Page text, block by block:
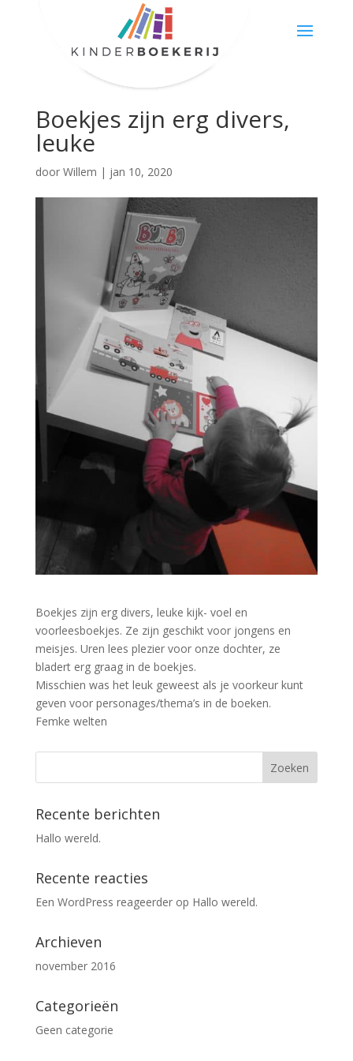
Boekjes zijn erg divers,
leuke
door Willem | jan 10, 2020
Boekjes zijn erg divers, leuke kijk- voel en
voorleesboekjes. Ze zijn geschikt voor jongens en
meisjes. Uren lees plezier voor onze dochter, ze
bladert erg graag in de boekjes.
Misschien was het leuk geweest als je voorkeur kunt
geven voor personages/thema’s in de boeken.
Femke welten
Recente berichten
Hallo wereld.
Recente reacties
Een WordPress reageerderop Hallo wereld.
Archieven
november 2016
Categorieën
Geen categorie